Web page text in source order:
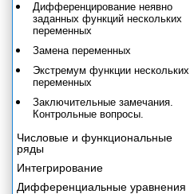
Дифференцирование неявно
заданных функций нескольких
переменных
Замена переменных
Экстремум функции нескольких
переменных
Заключительные замечания.
Контрольные вопросы.
Числовые и функциональные
ряды
Интегрирование
Дифференциальные уравнения